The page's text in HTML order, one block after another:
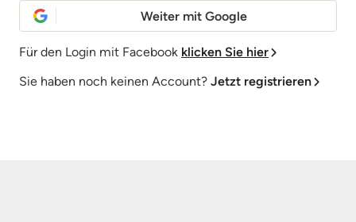
Weiter mit Google
Für den Login mit Facebook klicken Sie hier
Sie haben noch keinen Account? Jetzt registrieren